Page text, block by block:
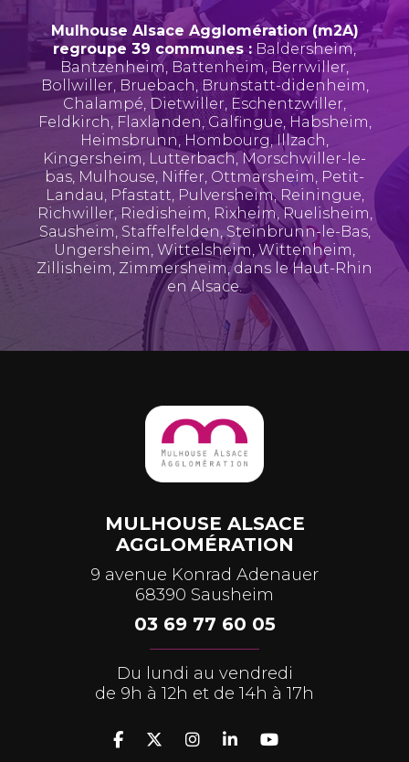
Mulhouse Alsace Agglomération (m2A)
regroupe 39 communes : Baldersheim,
Bantzenheim, Battenheim, Berrwiller,
Bollwiller, Bruebach,Brunstatt-didenheim,
Chalampé, Dietwiller, Eschentzwiller,
Feldkirch, Flaxlanden,Galfingue, Habsheim,
Heimsbrunn, Hombourg,Illzach,
Kingersheim, Lutterbach, Morschwiller-le-
bas, Mulhouse, Niffer, Ottmarsheim, Petit-
Landau, Pfastatt, Pulversheim, Reiningue,
Richwiller, Riedisheim, Rixheim,Ruelisheim,
Sausheim, Staffelfelden, Steinbrunn-le-Bas,
Ungersheim, Wittelsheim,Wittenheim,
Zillisheim, Zimmersheim, dans le Haut-Rhin
en Alsace.
MULHOUSE ALSACE
AGGLOMÉRATION
9 avenue Konrad Adenauer
68390 Sausheim
03 69 77 60 05
Du lundi au vendredi
de 9h à 12h et de 14h à 17h